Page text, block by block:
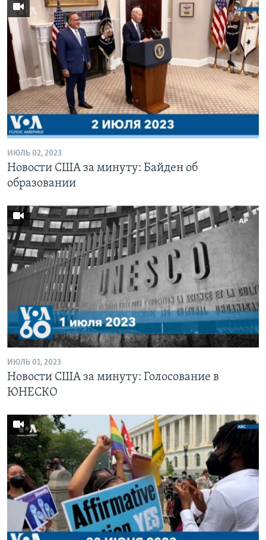
ИЮЛЬ 02, 2023
Новости США за минуту: Байден об
образовании
ИЮЛЬ 01, 2023
Новости США за минуту: Голосование в
ЮНЕСКО